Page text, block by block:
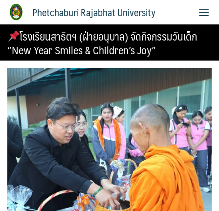
Phetchaburi Rajabhat University
โรงเรียนสาธิตฯ (ฝ่ายอนุบาล) จัดกิจกรรมวันเด็ก
“New Year Smiles & Children’s Joy”